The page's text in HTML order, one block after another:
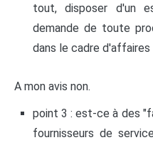
tout, disposer d'un
demande de toute
dans le cadre d'affaires
A mon avis non.
point 3 : est-ce à des
fournisseurs de